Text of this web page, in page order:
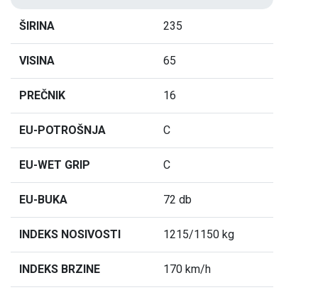
ŠIRINA 235
VISINA 65
PREČNIK 16
EU-POTROŠNJA C
EU-WET GRIP C
EU-BUKA 72 db
INDEKS NOSIVOSTI 1215/1150 kg
INDEKS BRZINE 170 km/h